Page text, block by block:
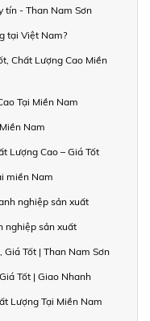
tín - Than Nam Sơn
tại Việt Nam?
Chất Lượng Cao Miền
Tại Miền Nam
Nam
Lượng Cao – Giá Tốt
miền Nam
nghiệp sản xuất
nghiệp sản xuất
Tốt | Than Nam Sơn
Tốt | Giao Nhanh
Lượng Tại Miền Nam